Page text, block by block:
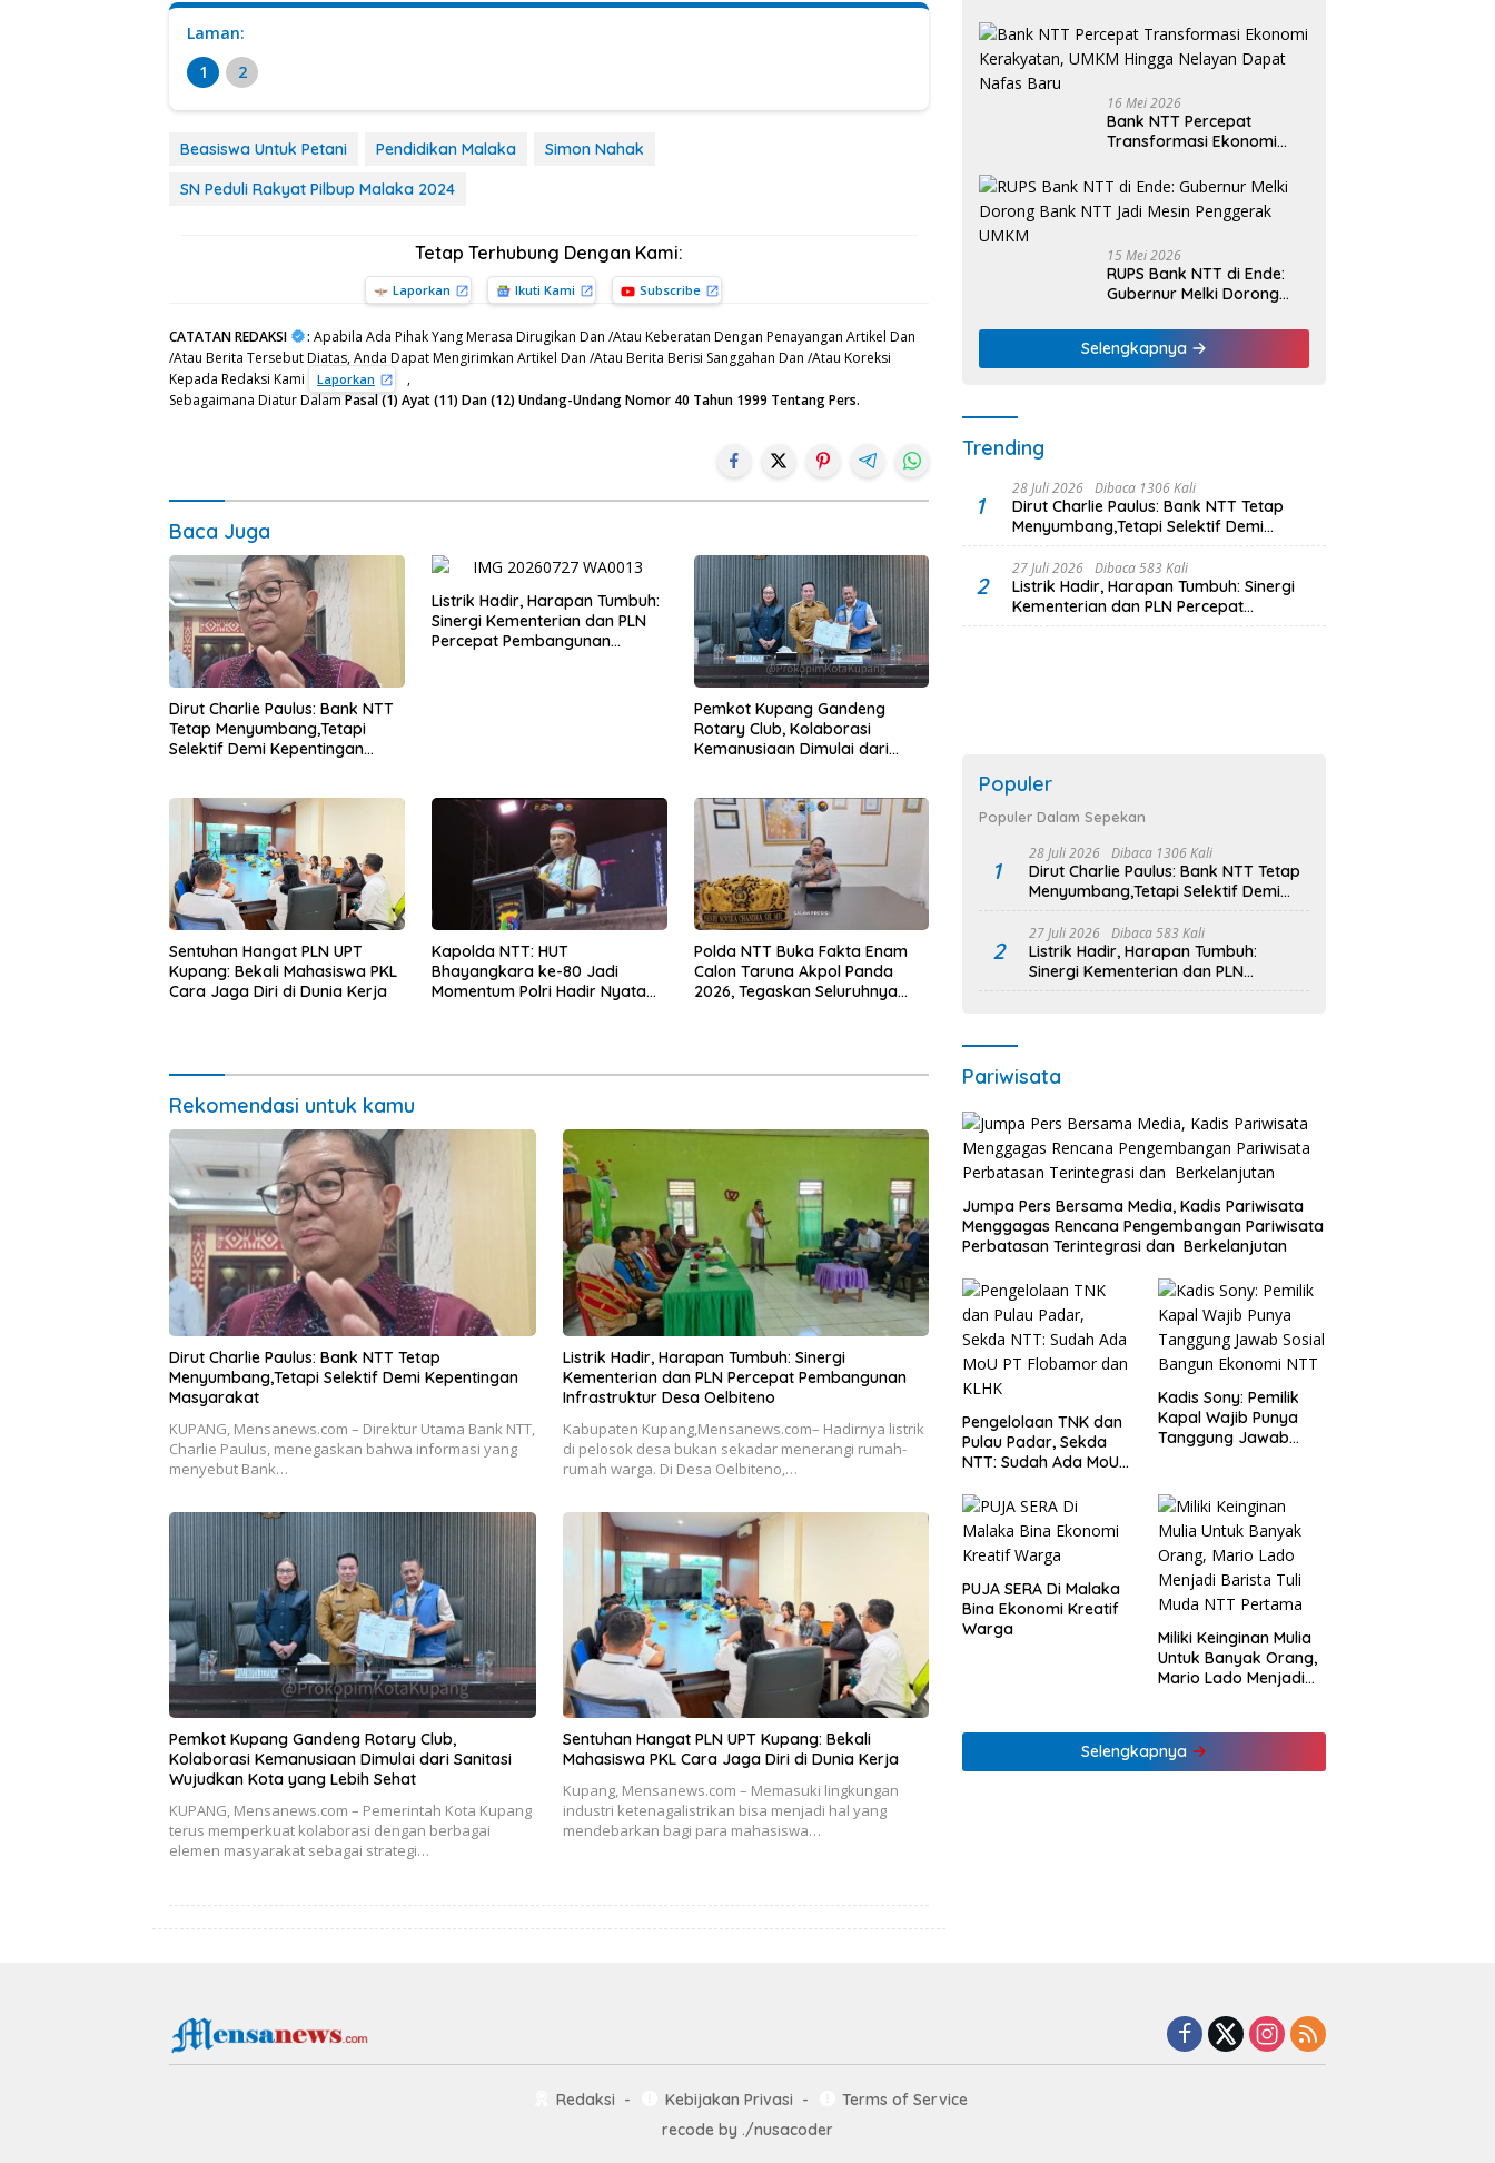
Laman:
1
2
Beasiswa Untuk Petani Pendidikan Malaka
Simon Nahak
SN Peduli Rakyat Pilbup Malaka 2024
Tetap Terhubung Dengan Kami:
Laporkan Ikuti Kami Subscribe
CATATAN REDAKSI : Apabila Ada Pihak Yang Merasa Dirugikan Dan /Atau Keberatan Dengan Penayangan Artikel Dan
/Atau Berita Tersebut Diatas, Anda Dapat Mengirimkan Artikel Dan /Atau Berita Berisi Sanggahan Dan /Atau Koreksi
Kepada Redaksi Kami
Laporkan
,
Sebagaimana Diatur DalamPasal (1) Ayat (11) Dan (12) Undang-Undang Nomor 40 Tahun 1999 Tentang Pers.
Baca Juga
Dirut Charlie Paulus: Bank NTT
Tetap Menyumbang,Tetapi
Selektif Demi Kepentingan
Listrik Hadir, Harapan Tumbuh:
Sinergi Kementerian dan PLN
Percepat Pembangunan
Pemkot Kupang Gandeng
Rotary Club, Kolaborasi
Kemanusiaan Dimulai dari
Sentuhan Hangat PLN UPT
Kupang: Bekali Mahasiswa PKL
Cara Jaga Diri di Dunia Kerja
Kapolda NTT: HUT
Bhayangkara ke-80 Jadi
Momentum Polri Hadir Nyata
Polda NTT Buka Fakta Enam
Calon Taruna Akpol Panda
2026, Tegaskan Seluruhnya
Rekomendasi untuk kamu
Dirut Charlie Paulus: Bank NTT Tetap
Menyumbang,Tetapi Selektif Demi Kepentingan
Masyarakat
KUPANG, Mensanews.com – Direktur Utama Bank NTT,
Charlie Paulus, menegaskan bahwa informasi yang
menyebut Bank…
Listrik Hadir, Harapan Tumbuh: Sinergi
Kementerian dan PLN Percepat Pembangunan
Infrastruktur Desa Oelbiteno
Kabupaten Kupang,Mensanews.com– Hadirnya listrik
di pelosok desa bukan sekadar menerangi rumah-
rumah warga. Di Desa Oelbiteno,…
Pemkot Kupang Gandeng Rotary Club,
Kolaborasi Kemanusiaan Dimulai dari Sanitasi
Wujudkan Kota yang Lebih Sehat
KUPANG, Mensanews.com – Pemerintah Kota Kupang
terus memperkuat kolaborasi dengan berbagai
elemen masyarakat sebagai strategi…
Sentuhan Hangat PLN UPT Kupang: Bekali
Mahasiswa PKL Cara Jaga Diri di Dunia Kerja
Kupang, Mensanews.com – Memasuki lingkungan
industri ketenagalistrikan bisa menjadi hal yang
mendebarkan bagi para mahasiswa…
Beasiswa bagi 59
Mahasiswa Universitas
Katolik Weetebula
16 Mei 2026
Bank NTT Percepat
Transformasi Ekonomi
Nelayan Dapat Nafas
Baru
15 Mei 2026
RUPS Bank NTT di Ende:
Gubernur Melki Dorong
Penggerak UMKM
Selengkapnya
Trending
1
28 Juli 2026 Dibaca 1306 Kali
Dirut Charlie Paulus: Bank NTT Tetap
Menyumbang,Tetapi Selektif Demi
Kepentingan Masyarakat
2
27 Juli 2026 Dibaca 583 Kali
Listrik Hadir, Harapan Tumbuh: Sinergi
Kementerian dan PLN Percepat
Pembangunan Infrastruktur Desa
Populer
Populer Dalam Sepekan
1
28 Juli 2026 Dibaca 1306 Kali
Dirut Charlie Paulus: Bank NTT Tetap
Menyumbang,Tetapi Selektif Demi
Kepentingan Masyarakat
2
27 Juli 2026 Dibaca 583 Kali
Listrik Hadir, Harapan Tumbuh:
Sinergi Kementerian dan PLN
Percepat Pembangunan Infrastruktur
Pariwisata
Jumpa Pers Bersama Media, Kadis Pariwisata
Menggagas Rencana Pengembangan Pariwisata
Perbatasan Terintegrasi dan Berkelanjutan
Pengelolaan TNK dan
Pulau Padar, Sekda
NTT: Sudah Ada MoU
KLHK
Kadis Sony: Pemilik
Kapal Wajib Punya
Tanggung Jawab
PUJA SERA Di Malaka
Bina Ekonomi Kreatif
Warga
Miliki Keinginan Mulia
Untuk Banyak Orang,
Mario Lado Menjadi
Selengkapnya
Redaksi Kebijakan Privasi
Terms of Service
recode by ./nusacoder